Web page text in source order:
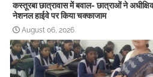
कस्तूरबा छात्रावास में बवाल- छात्राओं ने
नेशनल हाईवे पर किया चक्काजाम
August 06, 2026